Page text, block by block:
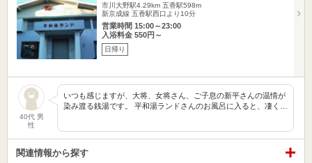
市川大野駅4.29km 五香駅598m
新京成線 五香駅西口より10分
営業時間 15:00～23:00
入浴料金 550円～
日帰り
40代 男
性
いつも感じますが、大将、女将さん、ご子息の新平さんの温情が
染み渡る銭湯です。 平和湯ランドさんのお風呂に入ると、凄く…
関連情報から探す